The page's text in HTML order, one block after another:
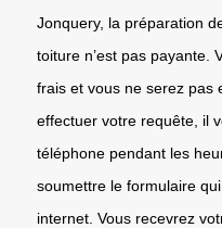
Jonquery, la préparation
toiture n’est pas payante.
frais et vous ne serez pas
effectuer votre requête, il
téléphone pendant les
soumettre le formulaire
internet. Vous recevrez